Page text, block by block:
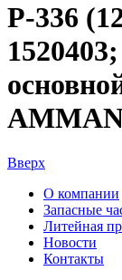
Р-336
Вверх
О компании
Запасные
Литейная
Новости
Контакты